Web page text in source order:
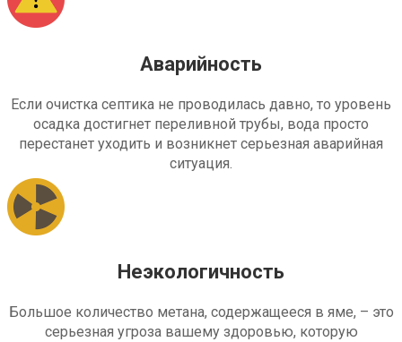
Аварийность
Если очистка септика не проводилась давно, то уровень
осадка достигнет переливной трубы, вода просто
перестанет уходить и возникнет серьезная аварийная
ситуация.
Неэкологичность
Большое количество метана, содержащееся в яме, – это
серьезная угроза вашему здоровью, которую